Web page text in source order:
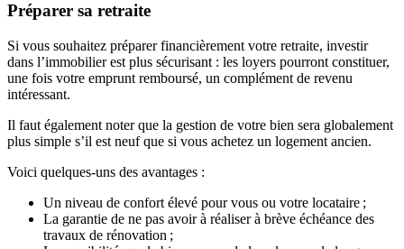
Préparer sa retraite
Si vous souhaitez préparer financièrement votre retraite, investir
dans l’immobilier est plus sécurisant : les loyers pourront constituer,
une fois votre emprunt remboursé, un complément de revenu
intéressant.
Il faut également noter que la gestion de votre bien sera globalement
plus simple s’il est neuf que si vous achetez un logement ancien.
Voici quelques-uns des avantages :
Un niveau de confort élevé pour vous ou votre locataire ;
La garantie de ne pas avoir à réaliser à brève échéance des
travaux de rénovation ;